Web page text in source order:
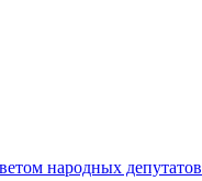
народных депутатов